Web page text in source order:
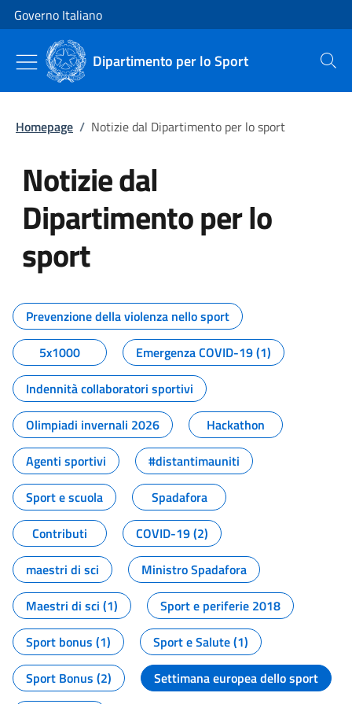
Vai al contenuto
Vai alla navigazione del sito
Governo Italiano
Dipartimento per lo Sport Cerca
Homepage / Notizie dal Dipartimento per lo sport
Notizie dal
Dipartimento per lo
sport
Tutti i contenuti della pagina
Prevenzione della violenza nello sport
5x1000
Emergenza COVID-19 (1)
Indennità collaboratori sportivi
Olimpiadi invernali 2026
Hackathon
Agenti sportivi
#distantimauniti
Sport e scuola
Spadafora
Contributi
COVID-19 (2)
maestri di sci
Ministro Spadafora
Maestri di sci (1)
Sport e periferie 2018
Sport bonus (1)
Sport e Salute (1)
Sport Bonus (2)
Settimana europea dello sport